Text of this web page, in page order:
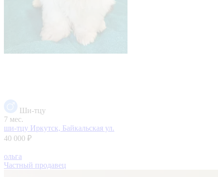
Ши-тцу
7 мес.
ши-тцу Иркутск, Байкальская ул.
40 000 ₽
ольга
Частный продавец